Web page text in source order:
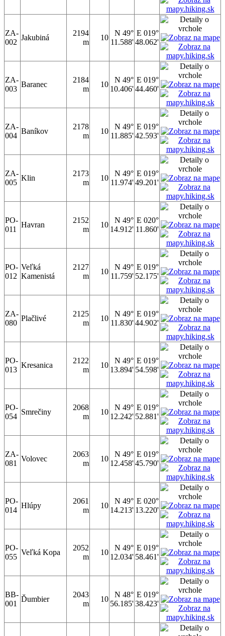
ZA-
002
Jakubiná
2194
m
10
N 49°
11.588'
E 019°
48.062'
ZA-
003
Baranec
2184
m
10
N 49°
10.406'
E 019°
44.460'
ZA-
004
Baníkov
2178
m
10
N 49°
11.885'
E 019°
42.593'
ZA-
005
Klin
2173
m
10
N 49°
11.974'
E 019°
49.201'
PO-
011
Havran
2152
m
10
N 49°
14.912'
E 020°
11.860'
PO-
012
Veľká
Kamenistá
2127
m
10
N 49°
11.759'
E 019°
52.175'
ZA-
080
Plačlivé
2125
m
10
N 49°
11.830'
E 019°
44.902'
PO-
013
Kresanica
2122
m
10
N 49°
13.894'
E 019°
54.598'
PO-
054
Smrečiny
2068
m
10
N 49°
12.242'
E 019°
52.881'
ZA-
081
Volovec
2063
m
10
N 49°
12.458'
E 019°
45.790'
PO-
014
Hlúpy
2061
m
10
N 49°
14.213'
E 020°
13.220'
PO-
055
Veľká Kopa
2052
m
10
N 49°
12.034'
E 019°
58.461'
BB-
001
Ďumbier
2043
m
10
N 48°
56.185'
E 019°
38.423'